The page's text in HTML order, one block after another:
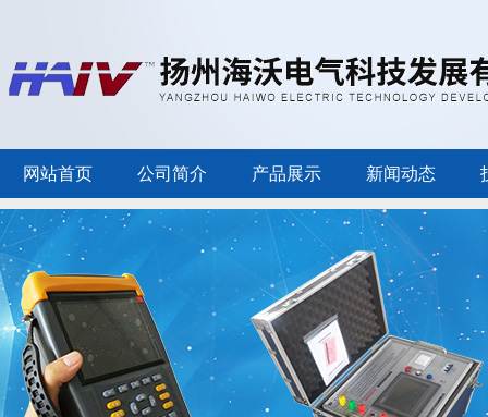
网站首页 公司简介 产品展示 新闻动态